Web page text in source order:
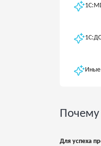
Иные
Почему
Для успеха